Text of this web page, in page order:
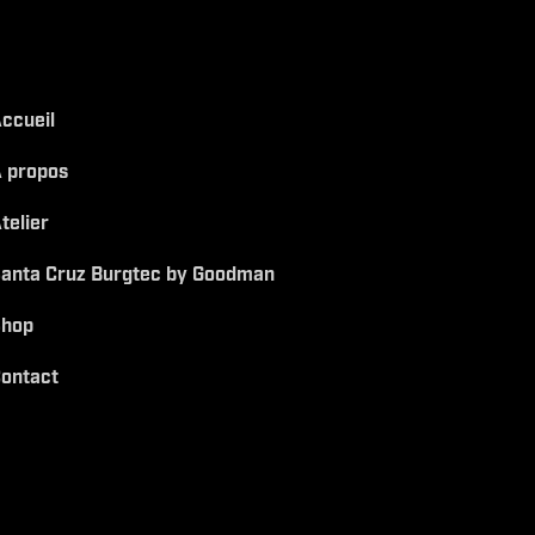
propos
Cruz Burgtec by Goodman